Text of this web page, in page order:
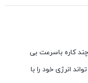
روتر بی سیم تی پی لینک TL-MR3020 چند کاره باسرعت بی
انرژی خود را با